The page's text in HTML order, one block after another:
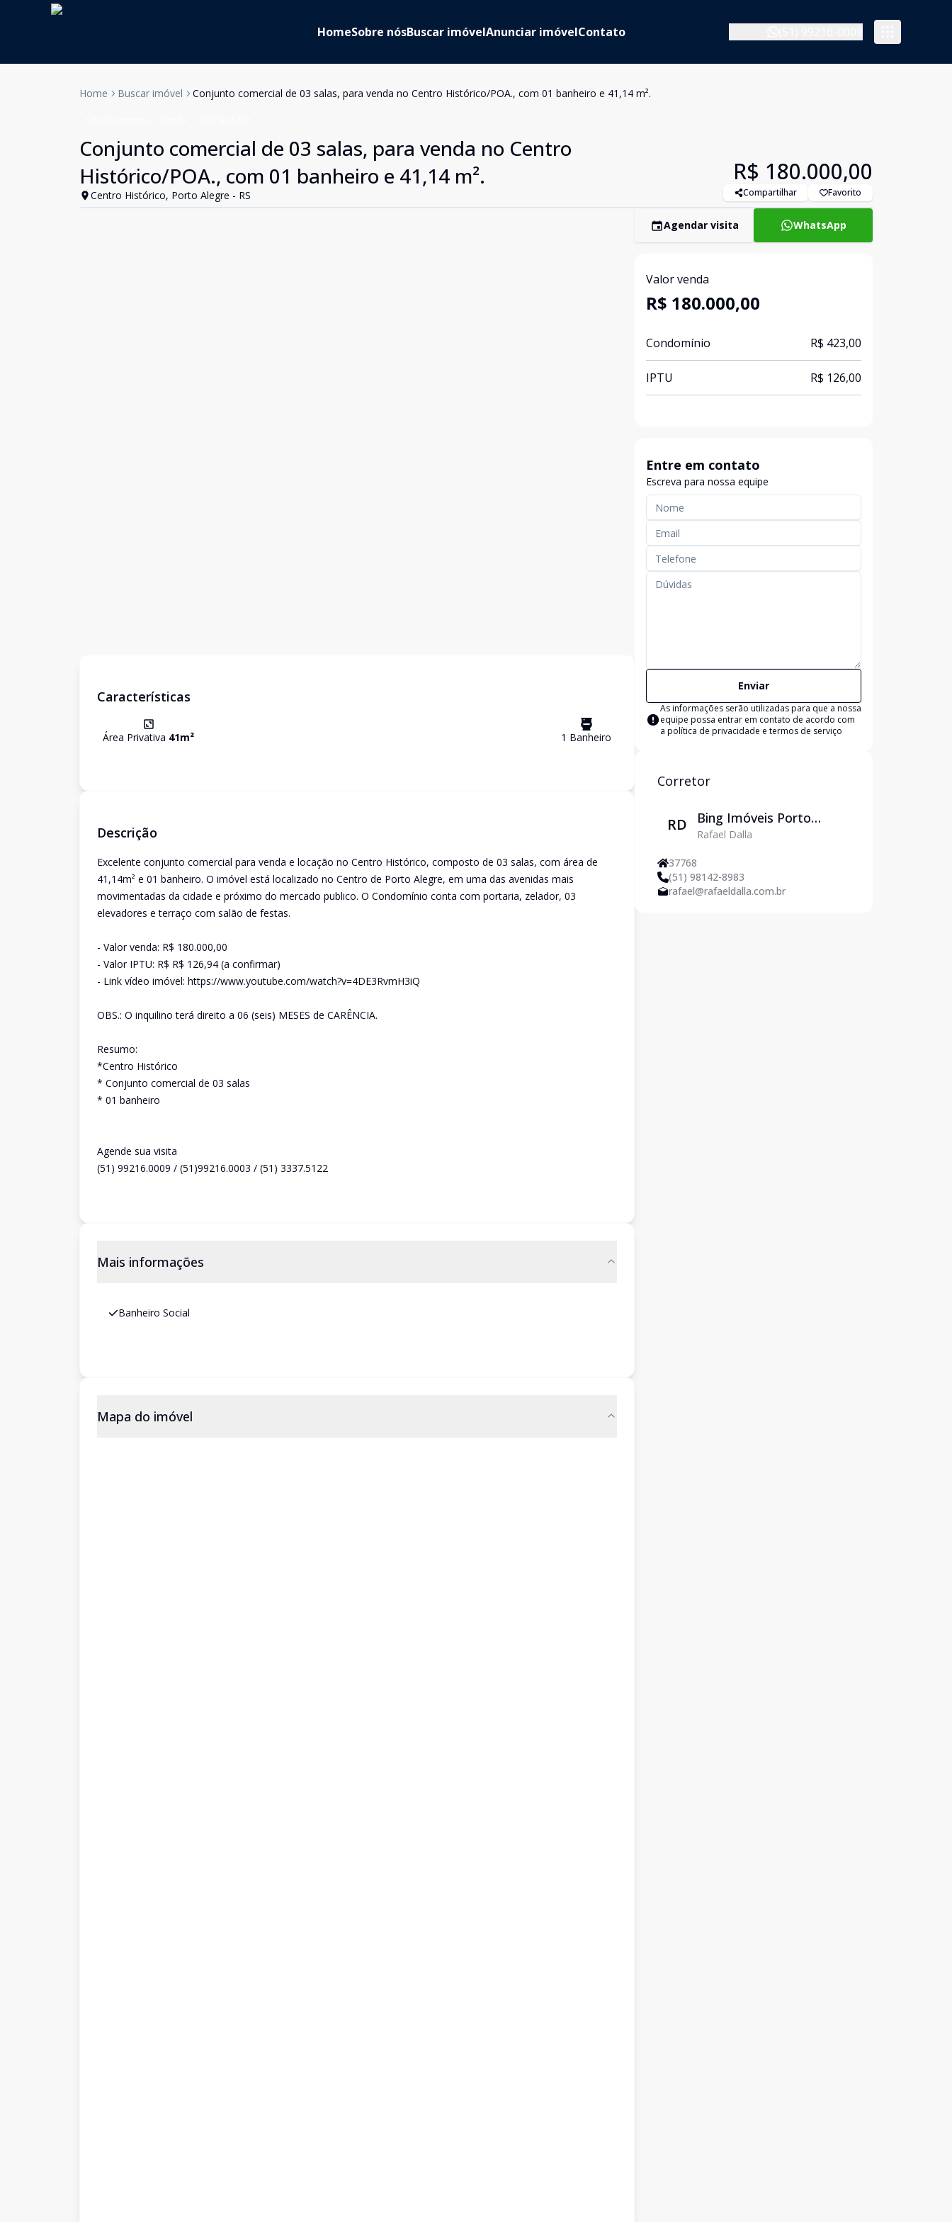
HomeSobre nósBuscar imóvelAnunciar imóvelContato
Home Buscar imóvel Conjunto comercial de 03 salas, para venda no Centro Histórico/POA., com 01 banheiro e 41,14 m².
Conjunto comercial de 03 salas, para venda no Centro
Histórico/POA., com 01 banheiro e 41,14 m².
Centro Histórico, Porto Alegre - RS
R$ 180.000,00
Compartilhar Favorito
Características
Área Privativa 41m² 1 Banheiro
Descrição
Excelente conjunto comercial para venda e locação no Centro Histórico, composto de 03 salas, com área de
41,14m² e 01 banheiro. O imóvel está localizado no Centro de Porto Alegre, em uma das avenidas mais
movimentadas da cidade e próximo do mercado publico. O Condomínio conta com portaria, zelador, 03
elevadores e terraço com salão de festas.
- Valor venda: R$ 180.000,00
- Valor IPTU: R$ R$ 126,94 (a confirmar)
- Link vídeo imóvel: https://www.youtube.com/watch?v=4DE3RvmH3iQ
OBS.: O inquilino terá direito a 06 (seis) MESES de CARÊNCIA.
Resumo:
*Centro Histórico
* Conjunto comercial de 03 salas
* 01 banheiro
Agende sua visita
(51) 99216.0009 / (51)99216.0003 / (51) 3337.5122
Mais informações
Banheiro Social
Mapa do imóvel
Agendar visita WhatsApp
Valor venda
R$ 180.000,00
Condomínio R$ 423,00
IPTU R$ 126,00
Entre em contato
Escreva para nossa equipe
Enviar
As informações serão utilizadas para que a nossa
equipe possa entrar em contato de acordo com
a política de privacidade e termos de serviço
Corretor
RD
Bing Imóveis Porto
Alegre
Rafael Dalla
37768
(51) 98142-8983
rafael@rafaeldalla.com.br